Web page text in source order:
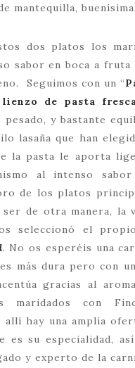
mantequilla, buenísima.
dos platos los
sabor en boca a fruta
Seguimos con un “
de pasta fresca
y bastante
lasaña que han
la pasta le aporta
al intenso
de los platos
de otra manera, la
seleccionó el
. No os esperéis una
más dura pero con
gracias al
maridados con
allí hay una amplia
es su especialidad,
y experto de la